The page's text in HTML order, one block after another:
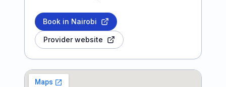
Book in Nairobi
Provider website